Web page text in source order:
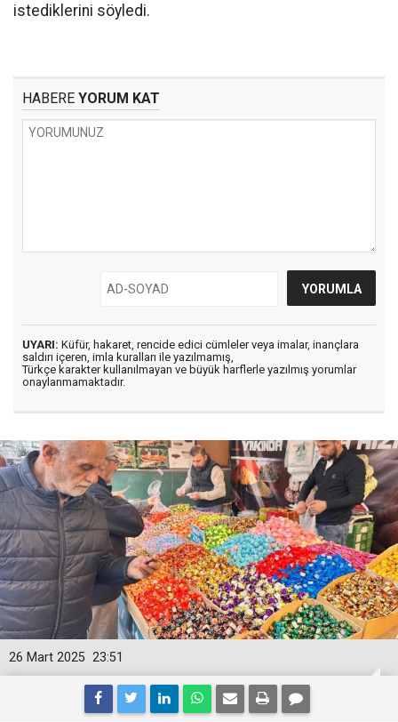
istediklerini söyledi.
HABERE YORUM KAT
UYARI: Küfür, hakaret, rencide edici cümleler veya imalar, inançlara
saldırı içeren, imla kuralları ile yazılmamış,
Türkçe karakter kullanılmayan ve büyük harflerle yazılmış yorumlar
onaylanmamaktadır.
23:51
26 Mart 2025